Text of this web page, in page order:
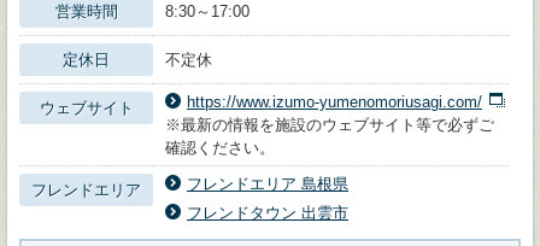
営業時間 8:30～17:00
定休日 不定休
ウェブサイト
https://www.izumo-yumenomoriusagi.com/
※最新の情報を施設のウェブサイト等で必ずご
確認ください。
フレンドエリア
フレンドエリア 島根県
フレンドタウン 出雲市